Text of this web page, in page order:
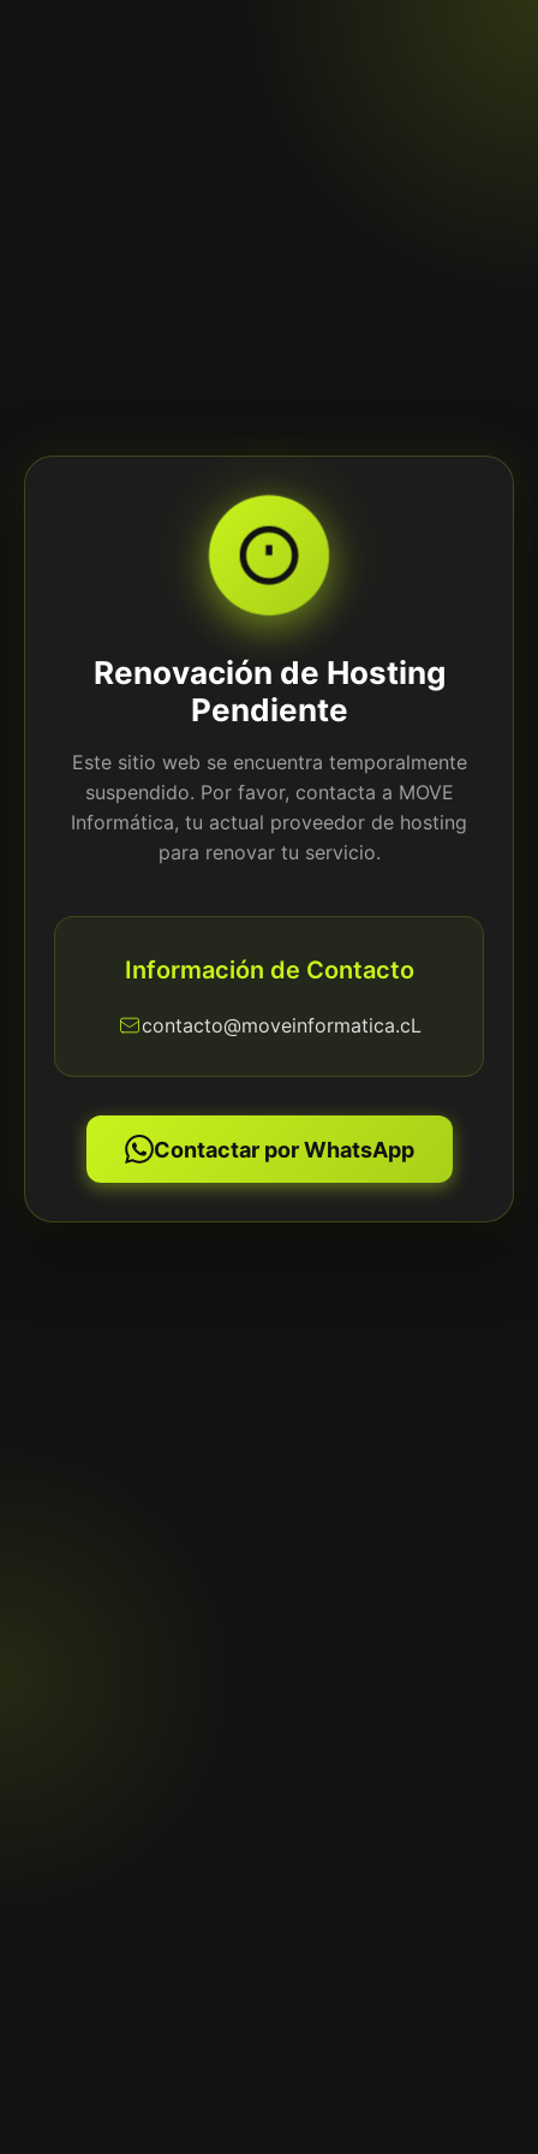
Renovación de Hosting
Pendiente
Este sitio web se encuentra temporalmente
suspendido. Por favor, contacta a MOVE
Informática, tu actual proveedor de hosting
para renovar tu servicio.
Información de Contacto
contacto@moveinformatica.cL
Contactar por WhatsApp